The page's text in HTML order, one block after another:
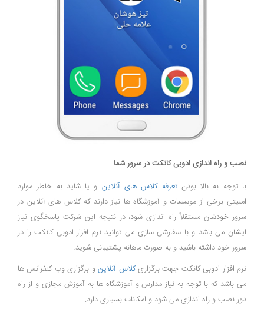
نصب و راه اندازی ادوبی کانکت در سرور شما
با توجه به بالا بودنتعرفه کلاس های آنلاین و یا شاید به خاطر موارد
امنیتی برخی از موسسات و آموزشگاه ها نیاز دارند که کلاس های آنلاین در
سرور خودشان مستقلاً راه اندازی شود، در نتیجه این شرکت پاسخگوی نیاز
ایشان می باشد و با سفارشی سازی می توانید نرم افزار ادوبی کانکت را در
سرور خود داشته باشید و به صورت ماهانه پشتیبانی شوید.
نرم افزار ادوبی کانکت جهت برگزاریکلاس آنلاینو برگزاری وب کنفرانس ها
می باشد که با توجه به نیاز مدارس و آموزشگاه ها به آموزش مجازی و از راه
دور نصب و راه اندازی می شود و امکانات بسیاری دارد.